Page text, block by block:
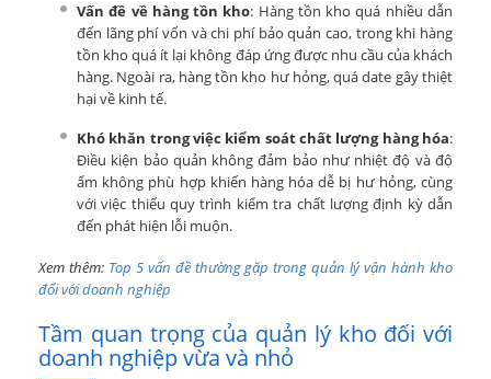
Vấn đề về hàng tồn kho: Hàng tồn kho quá nhiều dẫn
đến lãng phí vốn và chi phí bảo quản cao, trong khi hàng
tồn kho quá ít lại không đáp ứng được nhu cầu của khách
hàng. Ngoài ra, hàng tồn kho hư hỏng, quá date gây thiệt
hại về kinh tế.
Khó khăn trong việc kiểm soát chất lượng hàng hóa:
Điều kiện bảo quản không đảm bảo như nhiệt độ và độ
ẩm không phù hợp khiến hàng hóa dễ bị hư hỏng, cùng
với việc thiếu quy trình kiểm tra chất lượng định kỳ dẫn
đến phát hiện lỗi muộn.
Xem thêm: Top 5 vấn đề thường gặp trong quản lý vận hành kho
đối với doanh nghiệp
Tầm quan trọng của quản lý kho đối với
doanh nghiệp vừa và nhỏ